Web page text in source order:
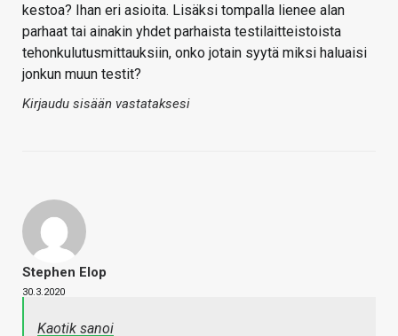
kestoa? Ihan eri asioita. Lisäksi tompalla lienee alan
parhaat tai ainakin yhdet parhaista testilaitteistoista
tehonkulutusmittauksiin, onko jotain syytä miksi haluaisi
jonkun muun testit?
Kirjaudu sisään vastataksesi
Stephen Elop
30.3.2020
Kaotik sanoi